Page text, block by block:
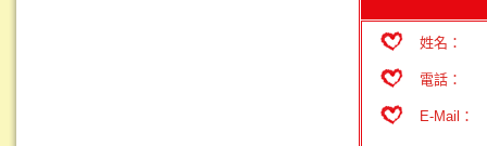
姓名：
電話：
E-Mail：